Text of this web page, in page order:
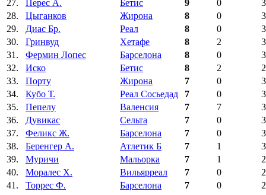
27.
Перес А. Бетис 9 0
28.
Цыганков Жирона 8 0
29.
Диас Бр. Реал 8 0
30.
Гринвуд Хетафе 8 2
31.
Фермин Лопес Барселона 8 0
32.
Иско Бетис 8 2
33.
Порту Жирона 7 0
34.
Кубо Т. Реал Сосьедад 7 0
35.
Пепелу Валенсия 7 7
36.
Дувикас Сельта 7 0
37.
Феликс Ж. Барселона 7 0
38.
Беренгер А. Атлетик Б 7 1
39.
Муричи Мальорка 7 1
40.
Моралес Х. Вильярреал 7 0
41.
Торрес Ф. Барселона 7 0